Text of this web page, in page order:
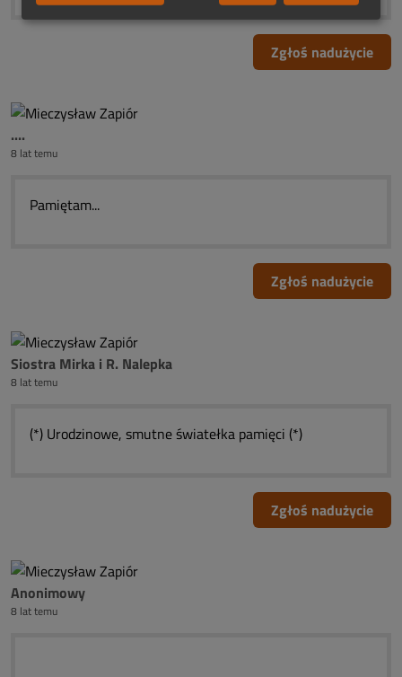
Zgłoś nadużycie
....
8 lat temu
Pamiętam...
Zgłoś nadużycie
Siostra Mirka i R. Nalepka
8 lat temu
(*) Urodzinowe, smutne światełka pamięci (*)
Zgłoś nadużycie
Anonimowy
8 lat temu